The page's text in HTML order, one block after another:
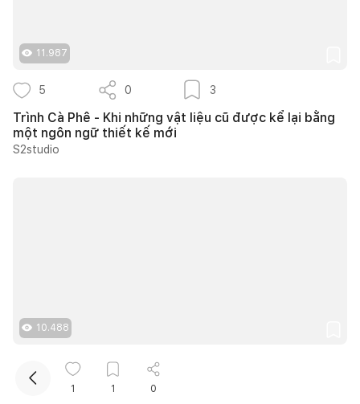
11.987
5 0 3
Trình Cà Phê - Khi những vật liệu cũ được kể lại bằng
một ngôn ngữ thiết kế mới
S2studio
10.488
20 ý tưởng thiết kế cửa sổ giếng trời giúp phòng ngủ
1 1 0